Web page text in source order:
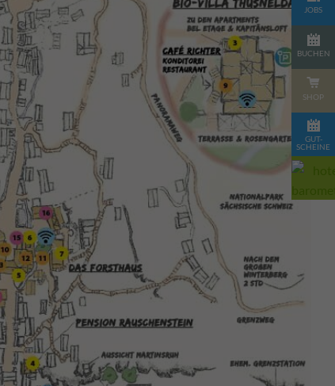
JOBS
BUCHEN
SHOP
GUT-
SCHEINE